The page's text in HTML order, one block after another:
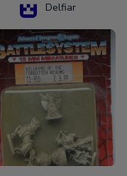
Delfiar